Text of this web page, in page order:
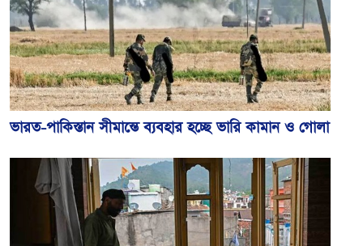
ভারত-পাকিস্তান সীমান্তে ব্যবহার হচ্ছে ভারি কামান ও গোলা